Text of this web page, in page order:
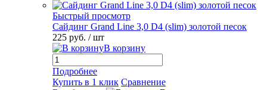
Быстрый просмотр
Сайдинг Grand Line 3,0 D4 (slim) золотой песок
225 руб. / шт
В корзину
Подробнее
Купить в 1 клик Сравнение